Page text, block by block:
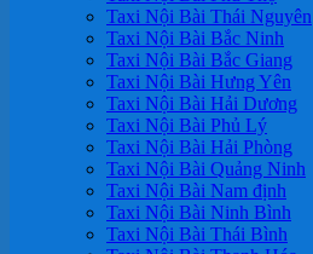
Taxi Nội Bài Thái Nguyên
Taxi Nội Bài Bắc Ninh
Taxi Nội Bài Bắc Giang
Taxi Nội Bài Hưng Yên
Taxi Nội Bài Hải Dương
Taxi Nội Bài Phủ Lý
Taxi Nội Bài Hải Phòng
Taxi Nội Bài Quảng Ninh
Taxi Nội Bài Nam định
Taxi Nội Bài Ninh Bình
Taxi Nội Bài Thái Bình